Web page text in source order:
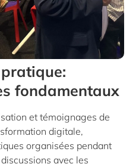
fondamentaux
et témoignages de
digitale,
organisées pendant
avec les